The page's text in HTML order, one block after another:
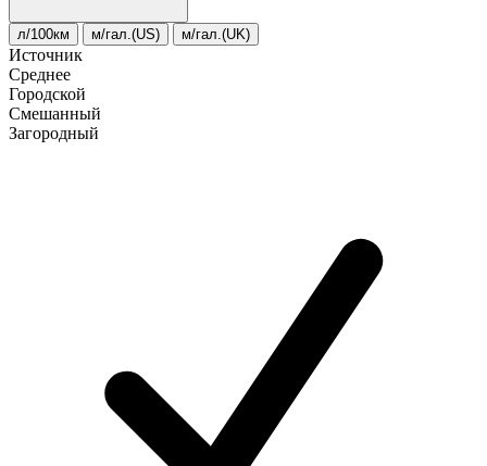
л/100км м/гал.(US) м/гал.(UK)
Источник
Среднее
Городской
Смешанный
Загородный